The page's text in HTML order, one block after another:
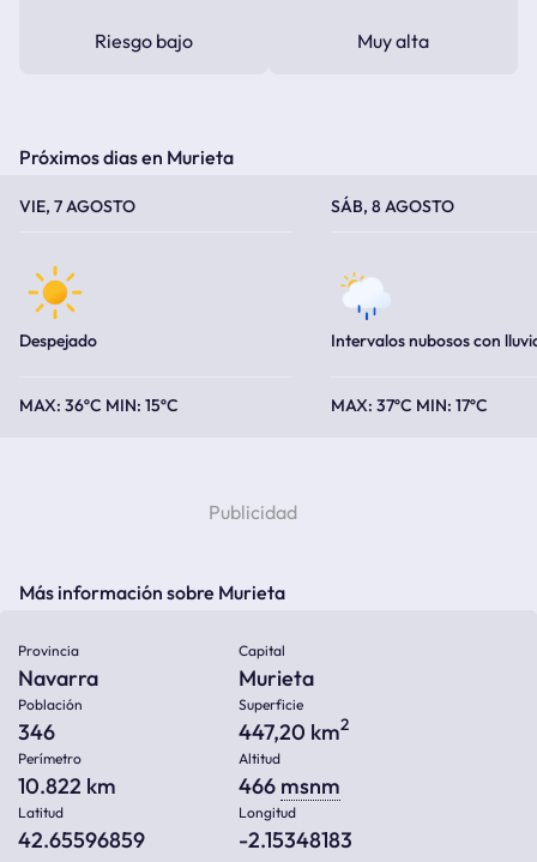
Riesgo bajo Muy alta
Próximos dias en Murieta
VIE, 7 AGOSTO
Despejado
36ºC 15ºC
SÁB, 8 AGOSTO
Intervalos nubosos con
37ºC 17ºC
Más información sobre Murieta
Provincia
Navarra
Capital
Murieta
Población
346
Superficie
447,20 km2
Perímetro
10.822 km
Altitud
466 msnm
Latitud
42.65596859
Longitud
-2.15348183